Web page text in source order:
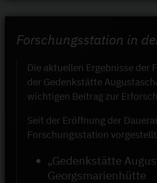
Forschungsstation in
Die aktuellen Ergebnisse
der Gedenkstätte
wichtigen Beitrag zur
Seit der Eröffnung der
Forschungsstation
„Gedenkstätte
Georgsmarienhütte